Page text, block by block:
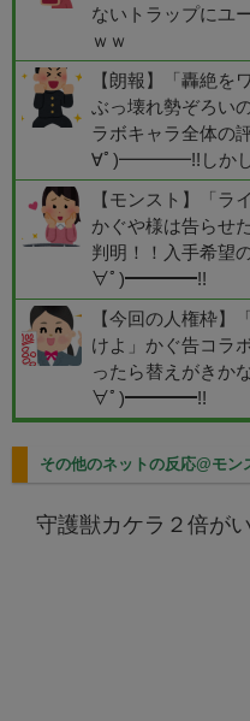
ないトラップにユ
ｗｗ
【朗報】「轟絶を
ぶっ壊れ勢ぞろい
ラボキャラ全体
∀ﾟ)━━━━!!しかし
【モンスト】「ラ
かぐや様は告らせ
判明！！入手希
∀ﾟ)━━━━!!
【今回の人権枠】
けよ」かぐ告コラ
ったら替えがき
∀ﾟ)━━━━!!
その他のネットの反応@モン
守護獣カケラ２倍がい